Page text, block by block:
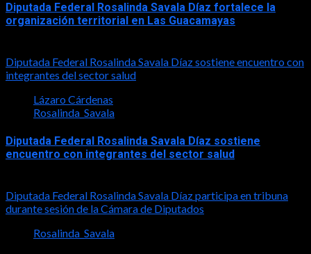
Diputada Federal Rosalinda Savala Díaz fortalece la
organización territorial en Las Guacamayas
Diputada Federal Rosalinda Savala Díaz sostiene encuentro con
integrantes del sector salud
Lázaro Cárdenas
Rosalinda_Savala
Diputada Federal Rosalinda Savala Díaz sostiene
encuentro con integrantes del sector salud
Diputada Federal Rosalinda Savala Díaz participa en tribuna
durante sesión de la Cámara de Diputados
Rosalinda_Savala